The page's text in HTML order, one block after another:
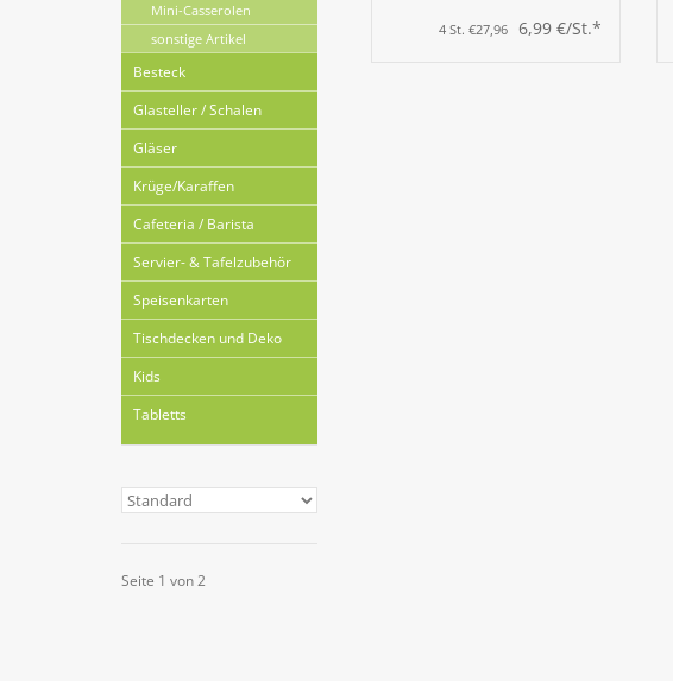
Mini-Casserolen
sonstige Artikel
Besteck
Glasteller / Schalen
Gläser
Krüge/Karaffen
Cafeteria / Barista
Servier- & Tafelzubehör
Speisenkarten
Tischdecken und Deko
Kids
Tabletts
4 St. €27,96 6,99 €/St.*
Seite 1 von 2